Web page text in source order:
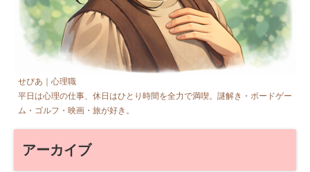
せぴあ｜心理職
平日は心理の仕事、休日はひとり時間を全力で満喫。謎解き・ボードゲー
ム・ゴルフ・映画・旅が好き。
アーカイブ